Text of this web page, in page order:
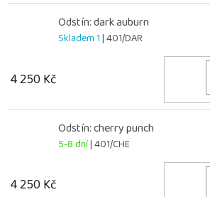
Odstín: dark auburn
Skladem 1| 401/DAR
4 250 Kč
Odstín: cherry punch
5-8 dní| 401/CHE
4 250 Kč